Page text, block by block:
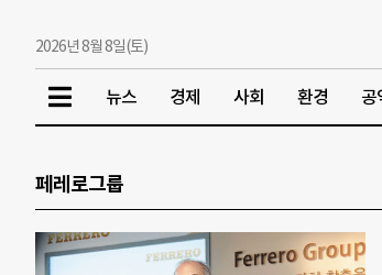
2026년 8월 8일(토)
뉴스 경제 사회 환경 공
페레로그룹